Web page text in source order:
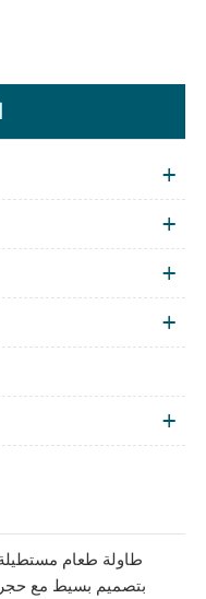
طاولة طعام
بتصميم بسيط مع حجر